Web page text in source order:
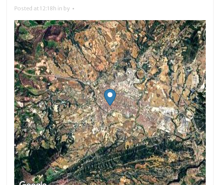
Posted at 12:18h in by